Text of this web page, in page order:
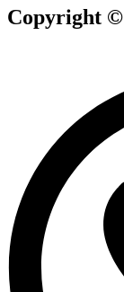
Copyright ©